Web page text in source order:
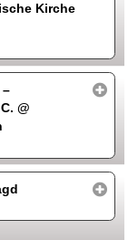
Kirche
–
@